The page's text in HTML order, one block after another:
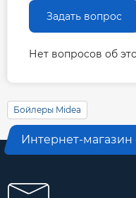
Задать вопрос
Нет вопросов об
Бойлеры Midea
Интернет-магазин